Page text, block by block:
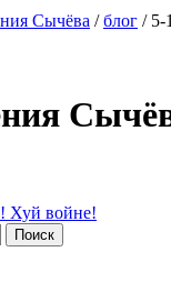
Сычёва /блог / 5-
Хуй войне!